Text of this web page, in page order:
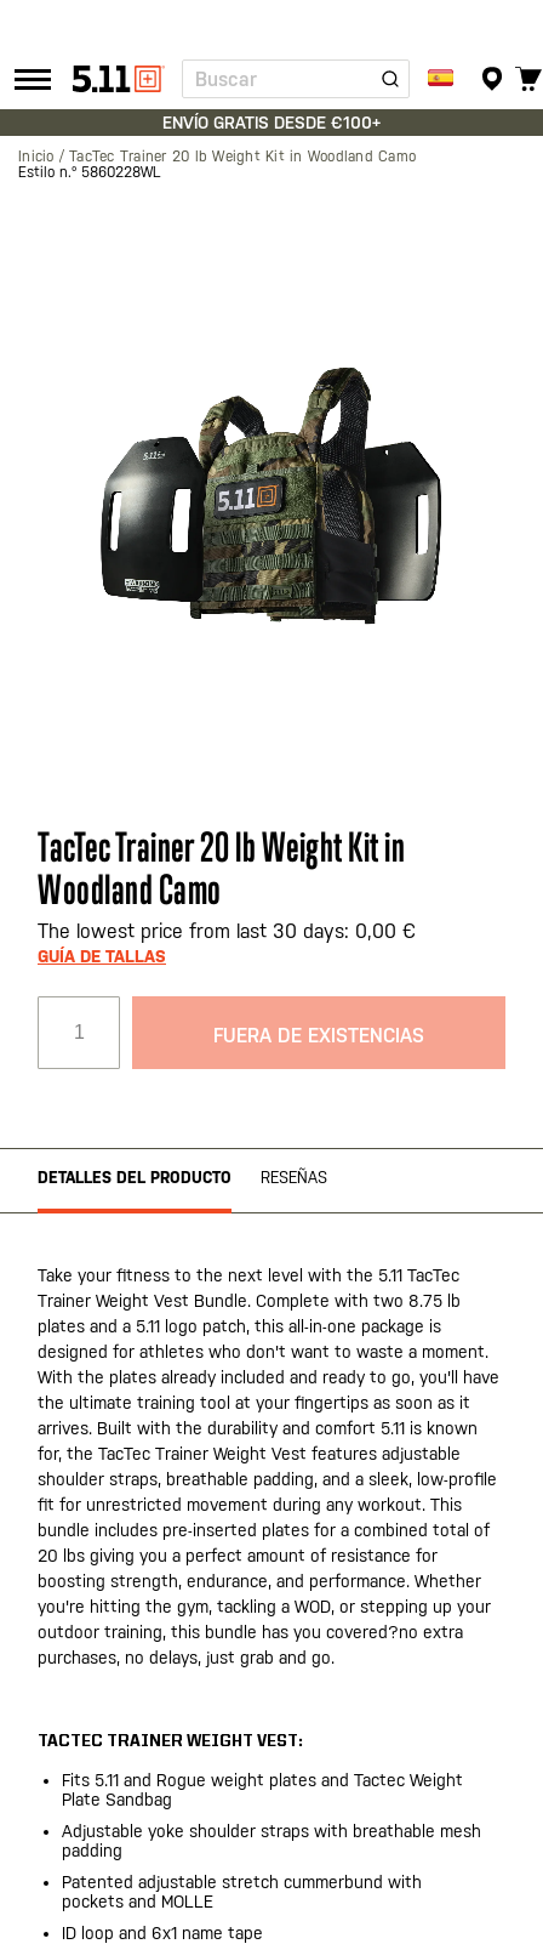
Tactical
Gear
Buscar
ENVÍO GRATIS DESDE €100+
Inicio
TacTec Trainer 20 lb Weight Kit in Woodland Camo
Estilo n.º 5860228WL
Saltar
comienzo
la
galería
de
imágenes
TacTec Trainer 20 lb Weight Kit in
Woodland Camo
The lowest price from last 30 days: 0,00 €
GUÍA DE TALLAS
FUERA DE EXISTENCIAS
DETALLES DEL PRODUCTO RESEÑAS
Take your fitness to the next level with the 5.11 TacTec
Trainer Weight Vest Bundle. Complete with two 8.75 lb
plates and a 5.11 logo patch, this all-in-one package is
designed for athletes who don't want to waste a moment.
With the plates already included and ready to go, you'll have
the ultimate training tool at your fingertips as soon as it
arrives. Built with the durability and comfort 5.11 is known
for, the TacTec Trainer Weight Vest features adjustable
shoulder straps, breathable padding, and a sleek, low-profile
fit for unrestricted movement during any workout. This
bundle includes pre-inserted plates for a combined total of
20 lbs giving you a perfect amount of resistance for
boosting strength, endurance, and performance. Whether
you're hitting the gym, tackling a WOD, or stepping up your
outdoor training, this bundle has you covered?no extra
purchases, no delays, just grab and go.
TACTEC TRAINER WEIGHT VEST:
Fits 5.11 and Rogue weight plates and Tactec Weight
Plate Sandbag
Adjustable yoke shoulder straps with breathable mesh
padding
Patented adjustable stretch cummerbund with
pockets and MOLLE
ID loop and 6x1 name tape